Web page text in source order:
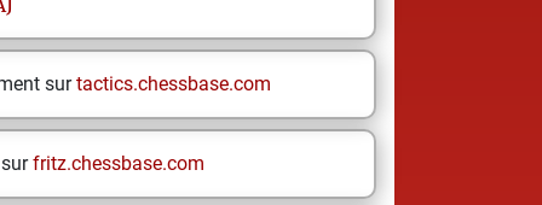
surtactics.chessbase.com
fritz.chessbase.com